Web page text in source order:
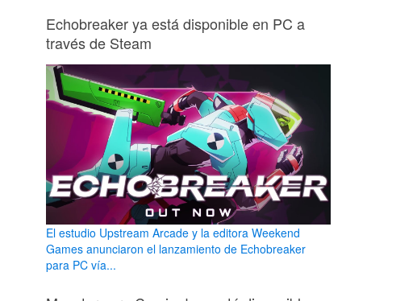
Echobreaker ya está disponible en PC a
través de Steam
El estudio Upstream Arcade y la editora Weekend
Games anunciaron el lanzamiento de Echobreaker
para PC vía...